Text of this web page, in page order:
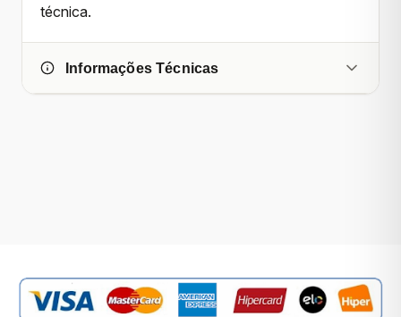
técnica.
Informações Técnicas